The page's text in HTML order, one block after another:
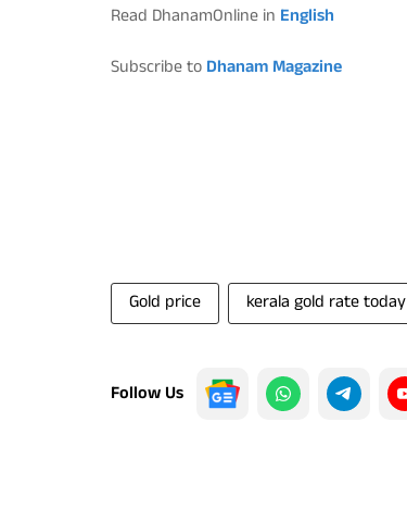
Read DhanamOnline in English
Subscribe to Dhanam Magazine
Gold price kerala gold rate today
Follow Us